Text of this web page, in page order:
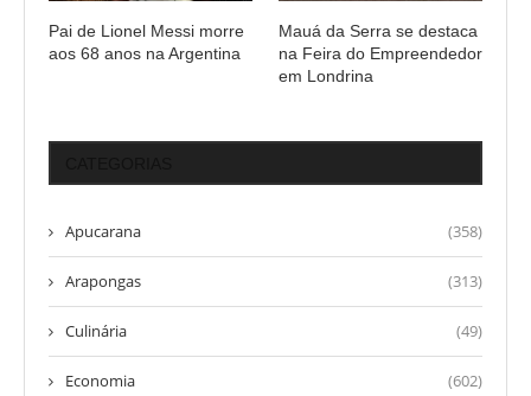
Pai de Lionel Messi morre
aos 68 anos na Argentina
Mauá da Serra se destaca
na Feira do Empreendedor
em Londrina
Apucarana (358)
Arapongas (313)
Culinária (49)
Economia (602)